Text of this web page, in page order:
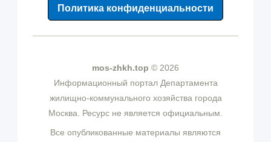
Политика конфиденциальности
mos-zhkh.top © 2026
Информационный портал Департамента
жилищно-коммунального хозяйства города
Москва. Ресурс не является официальным.
Все опубликованные материалы являются